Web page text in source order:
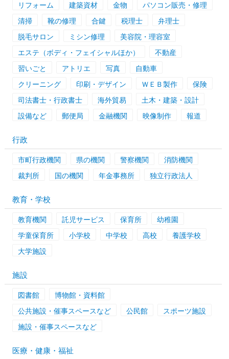
リフォーム 建築資材 金物
パソコン販売・修理
清掃
靴の修理 合鍵 税理士
弁理士
脱毛サロン
ミシン修理
美容院・理容室
エステ（ボディ・フェイシャルほか）
不動産
習いごと
アトリエ 写真
自動車
クリーニング
印刷・デザイン ＷＥＢ製作
保険
司法書士・行政書士
海外貿易
土木・建築・設計
設備など
郵便局 金融機関 映像制作 報道
行政
市町行政機関 県の機関 警察機関
消防機関
裁判所
国の機関 年金事務所 独立行政法人
教育・学校
教育機関 託児サービス 保育所
幼稚園
学童保育所
小学校 中学校 高校
養護学校
大学施設
施設
図書館
博物館・資料館
公共施設・催事スペースなど
公民館
スポーツ施設
施設・催事スペースなど
医療・健康・福祉